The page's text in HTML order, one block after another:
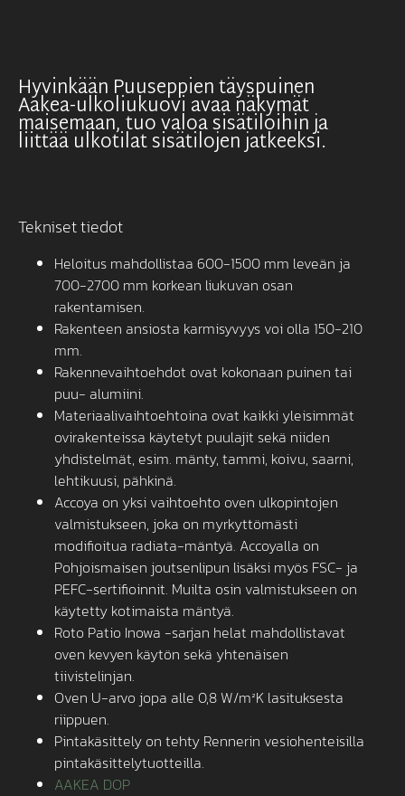
Hyvinkään Puuseppien täyspuinen
Aakea-ulkoliukuovi avaa näkymät
maisemaan, tuo valoa sisätiloihin ja
liittää ulkotilat sisätilojen jatkeeksi.
Tekniset tiedot
Heloitus mahdollistaa 600-1500 mm leveän ja
700-2700 mm korkean liukuvan osan
rakentamisen.
Rakenteen ansiosta karmisyvyys voi olla 150-210
mm.
Rakennevaihtoehdot ovat kokonaan puinen tai
puu- alumiini.
Materiaalivaihtoehtoina ovat kaikki yleisimmät
ovirakenteissa käytetyt puulajit sekä niiden
yhdistelmät, esim. mänty, tammi, koivu, saarni,
lehtikuusi, pähkinä.
Accoya on yksi vaihtoehto oven ulkopintojen
valmistukseen, joka on myrkyttömästi
modifioitua radiata-mäntyä. Accoyalla on
Pohjoismaisen joutsenlipun lisäksi myös FSC- ja
PEFC-sertifioinnit. Muilta osin valmistukseen on
käytetty kotimaista mäntyä.
Roto Patio Inowa -sarjan helat mahdollistavat
oven kevyen käytön sekä yhtenäisen
tiivistelinjan.
Oven U-arvo jopa alle 0,8 W/m²K lasituksesta
riippuen.
Pintakäsittely on tehty Rennerin vesiohenteisilla
pintakäsittelytuotteilla.
AAKEA DOP